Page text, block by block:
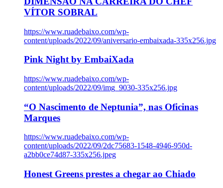
VÍTOR SOBRAL
https://www.ruadebaixo.com/wp-
content/uploads/2022/09/aniversario-embaixada-335x256.jpg
Pink Night by EmbaiXada
https://www.ruadebaixo.com/wp-
content/uploads/2022/09/img_9030-335x256.jpg
“O Nascimento de Neptunia”, nas Oficinas
Marques
https://www.ruadebaixo.com/wp-
content/uploads/2022/09/2dc75683-1548-4946-950d-
a2bb0ce74d87-335x256.jpeg
Honest Greens prestes a chegar ao Chiado